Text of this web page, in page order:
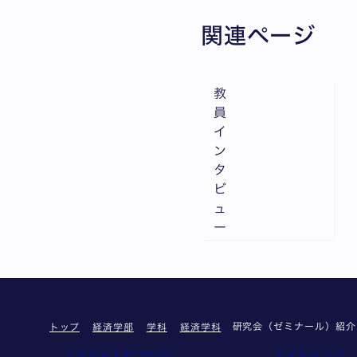
関連ページ
教
員
イ
ン
タ
ビ
ュ
ー
トップ 経済学部 学科 経済学科 研究会（ゼミナール）紹介